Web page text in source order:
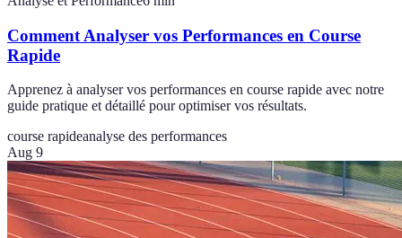
Comment Analyser vos Performances en Course
Rapide
Apprenez à analyser vos performances en course rapide avec notre
guide pratique et détaillé pour optimiser vos résultats.
course rapideanalyse des performances
Aug 9